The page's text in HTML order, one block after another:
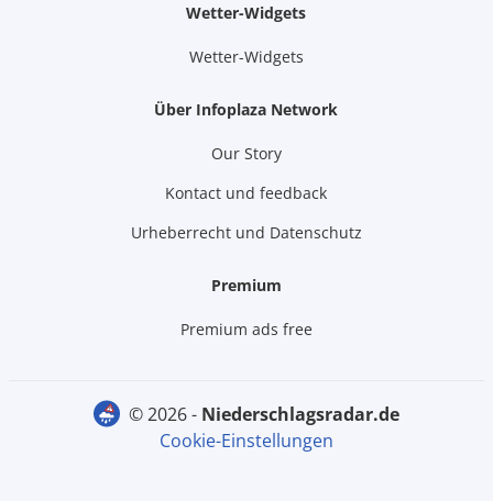
Wetter-Widgets
Wetter-Widgets
Über Infoplaza Network
Our Story
Kontact und feedback
Urheberrecht und Datenschutz
Premium
Premium ads free
© 2026 -
niederschlagsradar.de
Cookie-Einstellungen